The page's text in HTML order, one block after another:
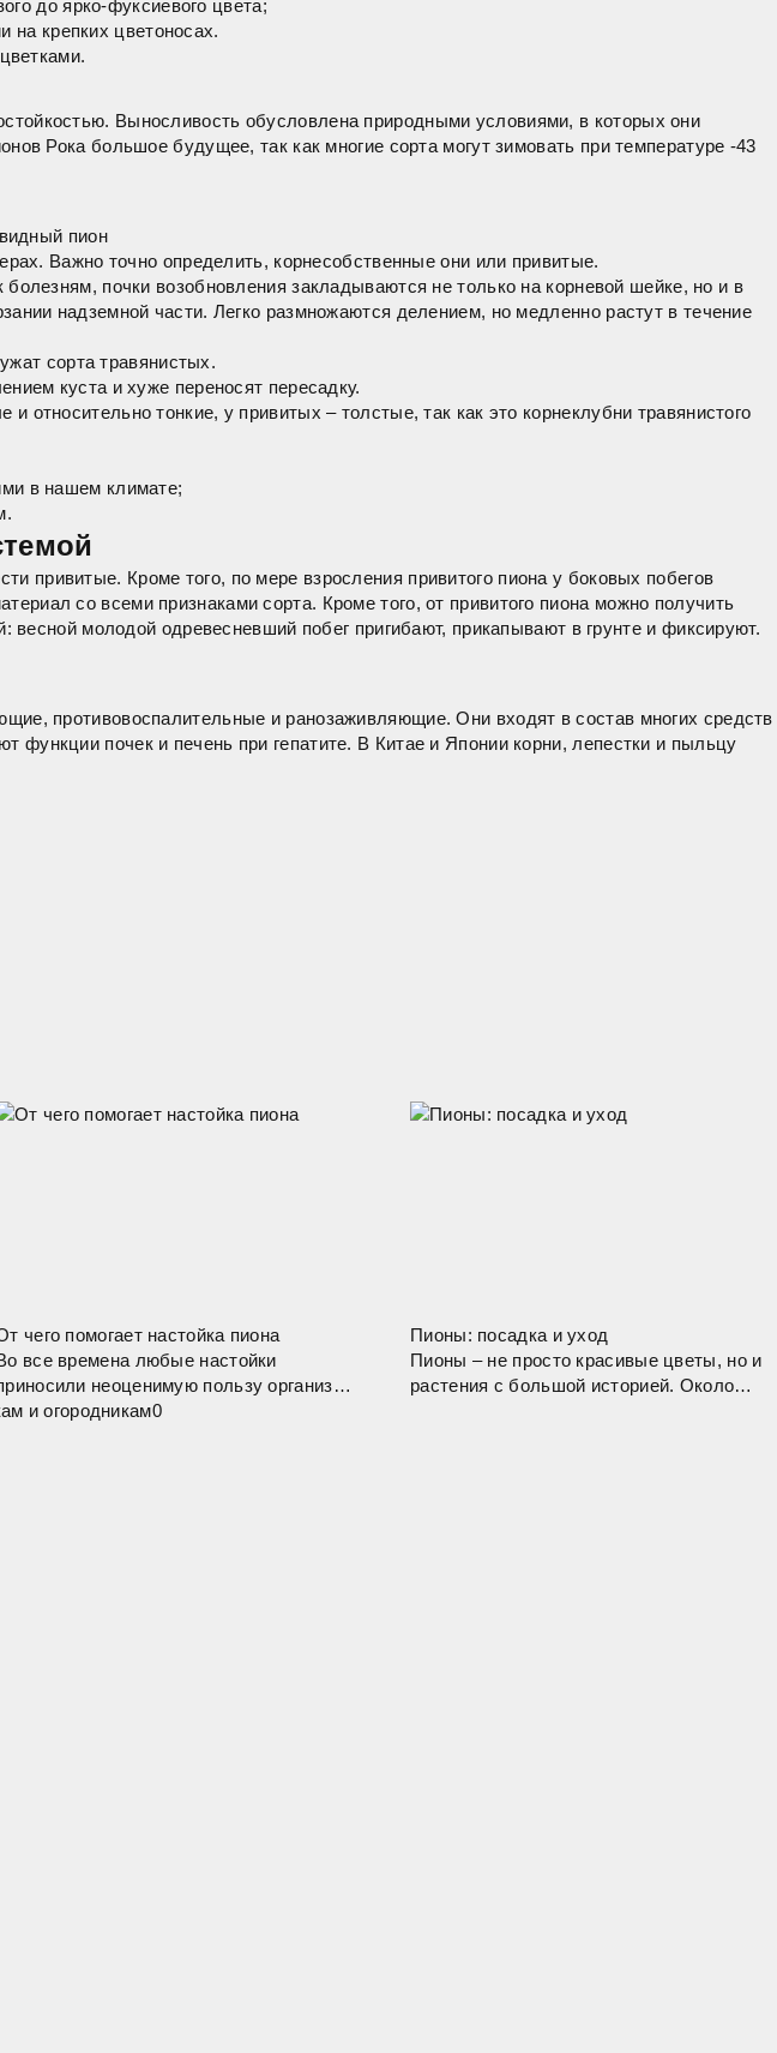
до ярко-фуксиевого цвета;
на крепких цветоносах.
Выносливость обусловлена природными условиями, в которых они
Рока большое будущее, так как многие сорта могут зимовать при температуре -43
Важно точно определить, корнесобственные они или привитые.
почки возобновления закладываются не только на корневой шейке, но и в
надземной части. Легко размножаются делением, но медленно растут в течение
сорта травянистых.
куста и хуже переносят пересадку.
тонкие, у привитых – толстые, так как это корнеклубни травянистого
в нашем климате;
привитые. Кроме того, по мере взросления привитого пиона у боковых побегов
со всеми признаками сорта. Кроме того, от привитого пиона можно получить
весной молодой одревесневший побег пригибают, прикапывают в грунте и фиксируют.
противовоспалительные и ранозаживляющие. Они входят в состав многих средств
почек и печень при гепатите. В Китае и Японии корни, лепестки и пыльцу
чего помогает настойка пиона
все времена любые настойки
неоценимую пользу организму
и делали это гораздо быстрее,
Пионы: посадка и уход
Пионы – не просто красивые цветы, но и
растения с большой историей. Около
и огородникам0